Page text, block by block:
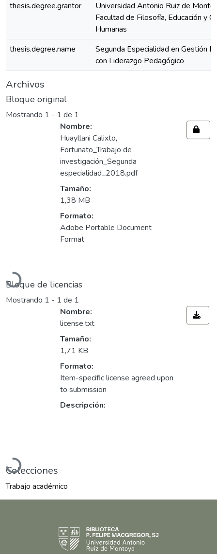
thesis.degree.grantor
Universidad Antonio Ruiz de
Facultad de Filosofía, Educación y
Humanas
thesis.degree.name
Segunda Especialidad en Gestión
con Liderazgo Pedagógico
Archivos
Bloque original
Mostrando 1 - 1 de 1
Cargando...
Nombre:
Huayllani Calixto,
Fortunato_Trabajo de
investigación_Segunda
especialidad_2018.pdf
Tamaño:
1,38 MB
Formato:
Adobe Portable Document
Format
Bloque de licencias
Mostrando 1 - 1 de 1
Cargando...
Nombre:
license.txt
Tamaño:
1,71 KB
Formato:
Item-specific license agreed upon
to submission
Descripción:
Colecciones
Trabajo académico